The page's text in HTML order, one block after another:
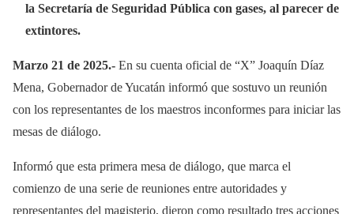
la Secretaría de Seguridad Pública con gases, al parecer de
extintores.
Marzo 21 de 2025.- En su cuenta oficial de “X” Joaquín Díaz
Mena, Gobernador de Yucatán informó que sostuvo un reunión
con los representantes de los maestros inconformes para iniciar las
mesas de diálogo.
Informó que esta primera mesa de diálogo, que marca el
comienzo de una serie de reuniones entre autoridades y
representantes del magisterio, dieron como resultado tres acciones